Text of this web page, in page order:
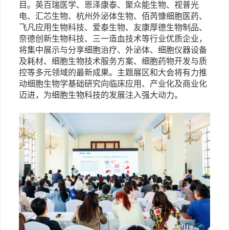
目。英百瑞医学、恩泽康泰、聚众能生物、视普光
电、汇芯生物、杭州外泌体生物、佰芮慷细胞医药、
飞凡应用生物科技、爱泰生物、友康厚德生物制品、
奈德创新生物科技、三一造血技术等行业优质企业，
将集中展示与分享细胞治疗、外泌体、细胞仪器设备
及耗材、细胞生物技术服务方案、细胞药物开发与质
控等多元领域的最新成果。主题展区和大会将有力推
动细胞生物学基础研究向临床应用、产业化及商业化
迈进，为细胞生物科技的发展注入强大动力。